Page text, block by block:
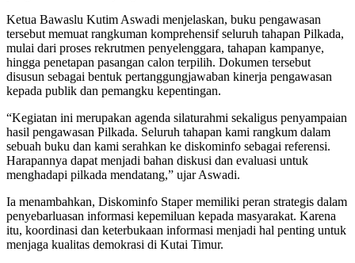
Ketua Bawaslu Kutim Aswadi menjelaskan, buku pengawasan
tersebut memuat rangkuman komprehensif seluruh tahapan Pilkada,
mulai dari proses rekrutmen penyelenggara, tahapan kampanye,
hingga penetapan pasangan calon terpilih. Dokumen tersebut
disusun sebagai bentuk pertanggungjawaban kinerja pengawasan
kepada publik dan pemangku kepentingan.
“Kegiatan ini merupakan agenda silaturahmi sekaligus penyampaian
hasil pengawasan Pilkada. Seluruh tahapan kami rangkum dalam
sebuah buku dan kami serahkan ke diskominfo sebagai referensi.
Harapannya dapat menjadi bahan diskusi dan evaluasi untuk
menghadapi pilkada mendatang,” ujar Aswadi.
Ia menambahkan, Diskominfo Staper memiliki peran strategis dalam
penyebarluasan informasi kepemiluan kepada masyarakat. Karena
itu, koordinasi dan keterbukaan informasi menjadi hal penting untuk
menjaga kualitas demokrasi di Kutai Timur.